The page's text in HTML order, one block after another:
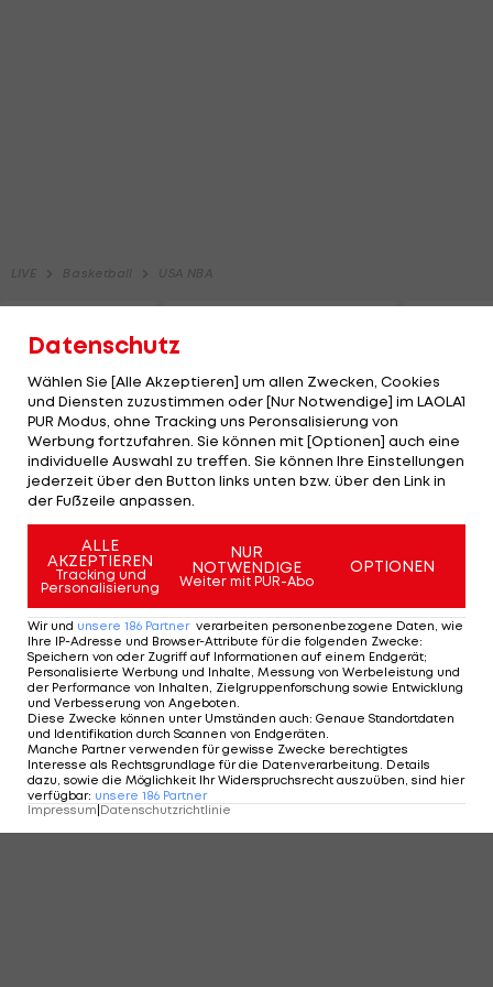
Datenschutz
Wählen Sie [Alle Akzeptieren] um allen Zwecken, Cookies
und Diensten zuzustimmen oder [Nur Notwendige] im LAOLA1
PUR Modus, ohne Tracking uns Peronsalisierung von
Werbung fortzufahren. Sie können mit [Optionen] auch eine
individuelle Auswahl zu treffen. Sie können Ihre Einstellungen
jederzeit über den Button links unten bzw. über den Link in
der Fußzeile anpassen.
ALLE
AKZEPTIEREN
Tracking und
Personalisierung
NUR
NOTWENDIGE
Weiter mit PUR-Abo
OPTIONEN
Wir und unsere 186 Partner verarbeiten personenbezogene Daten, wie
Ihre IP-Adresse und Browser-Attribute für die folgenden Zwecke:
Speichern von oder Zugriff auf Informationen auf einem Endgerät;
Personalisierte Werbung und Inhalte, Messung von Werbeleistung und
der Performance von Inhalten, Zielgruppenforschung sowie Entwicklung
und Verbesserung von Angeboten.
Diese Zwecke können unter Umständen auch: Genaue Standortdaten
und Identifikation durch Scannen von Endgeräten.
Manche Partner verwenden für gewisse Zwecke berechtigtes
Interesse als Rechtsgrundlage für die Datenverarbeitung. Details
dazu, sowie die Möglichkeit Ihr Widerspruchsrecht auszuüben, sind hier
verfügbar: unsere 186 Partner
Impressum Datenschutzrichtlinie